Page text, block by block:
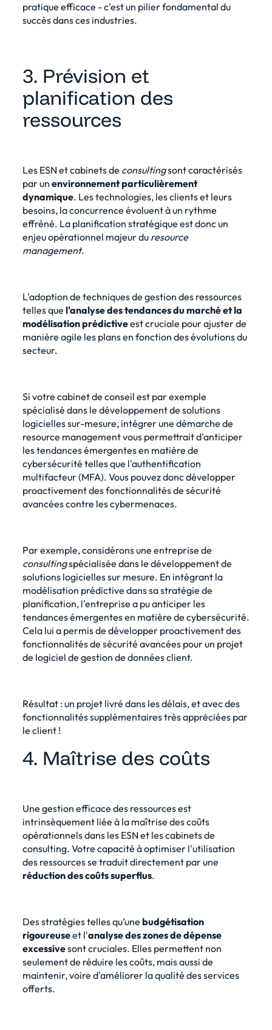
pratique efficace - c'est un pilier fondamental du
succès dans ces industries.
3. Prévision et
planification des
ressources
Les ESN et cabinets de consultingsont caractérisés
par un environnement particulièrement
dynamique. Les technologies, les clients et leurs
besoins, la concurrence évoluent à un rythme
effréné. La planification stratégique est donc un
enjeu opérationnel majeur du resource
management.
L'adoption de techniques de gestion des ressources
telles que l'analyse des tendances du marché et la
modélisation prédictiveest cruciale pour ajuster de
manière agile les plans en fonction des évolutions du
secteur.
Si votre cabinet de conseil est par exemple
spécialisé dans le développement de solutions
logicielles sur-mesure, intégrer une démarche de
resource management vous permettrait d'anticiper
les tendances émergentes en matière de
cybersécurité telles que l'authentification
multifacteur (MFA). Vous pouvez donc développer
proactivement des fonctionnalités de sécurité
avancées contre les cybermenaces.
Par exemple, considérons une entreprise de
consultingspécialisée dans le développement de
solutions logicielles sur mesure. En intégrant la
modélisation prédictive dans sa stratégie de
planification, l'entreprise a pu anticiper les
tendances émergentes en matière de cybersécurité.
Cela lui a permis de développer proactivement des
fonctionnalités de sécurité avancées pour un projet
de logiciel de gestion de données client.
Résultat : un projet livré dans les délais, et avec des
fonctionnalités supplémentaires très appréciées par
le client !
4. Maîtrise des coûts
Une gestion efficace des ressources est
intrinsèquement liée à la maîtrise des coûts
opérationnels dans les ESN et les cabinets de
consulting. Votre capacité à optimiser l'utilisation
des ressources se traduit directement par une
réduction des coûts superflus.
Des stratégies telles qu’une budgétisation
rigoureuseet l'analyse des zones de dépense
excessivesont cruciales. Elles permettent non
seulement de réduire les coûts, mais aussi de
maintenir, voire d'améliorer la qualité des services
offerts.